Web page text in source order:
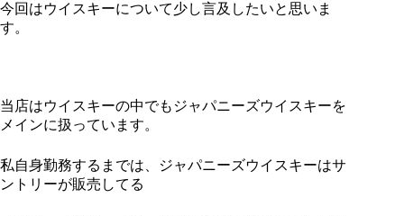
今回はウイスキーについて少し言及したいと思いま
す。
当店はウイスキーの中でもジャパニーズウイスキーを
メインに扱っています。
私自身勤務するまでは、ジャパニーズウイスキーはサ
ントリーが販売してる